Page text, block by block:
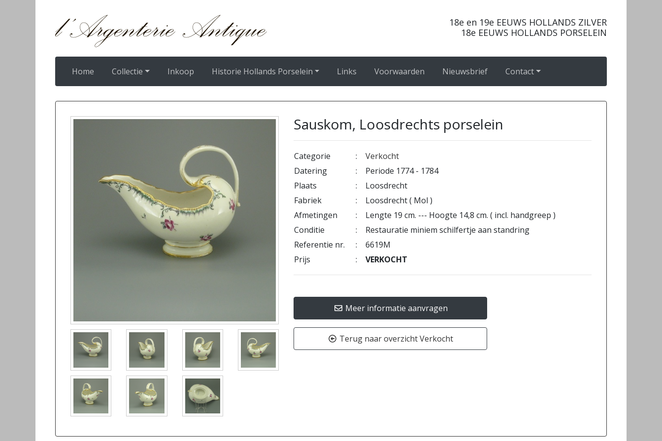
18e en 19e EEUWS HOLLANDS ZILVER
18e EEUWS HOLLANDS PORSELEIN
Home Collectie Inkoop Historie Hollands Porselein Links Voorwaarden Nieuwsbrief Contact
Sauskom, Loosdrechts porselein
Categorie :
Verkocht
Datering
:
Periode 1774 - 1784
Plaats
:
Loosdrecht
Fabriek
:
Loosdrecht ( Mol )
Afmetingen
:
Lengte 19 cm. --- Hoogte 14,8 cm. ( incl. handgreep )
Conditie
:
Restauratie miniem schilfertje aan standring
Referentie nr.
:
6619M
Prijs
: VERKOCHT
Meer informatie aanvragen
Terug naar overzicht Verkocht